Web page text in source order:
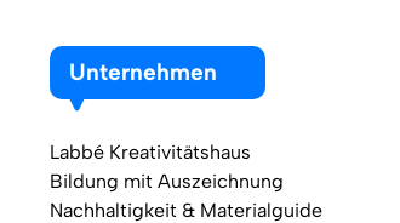
Unternehmen
Labbé Kreativitätshaus
Bildung mit Auszeichnung
Nachhaltigkeit & Materialguide